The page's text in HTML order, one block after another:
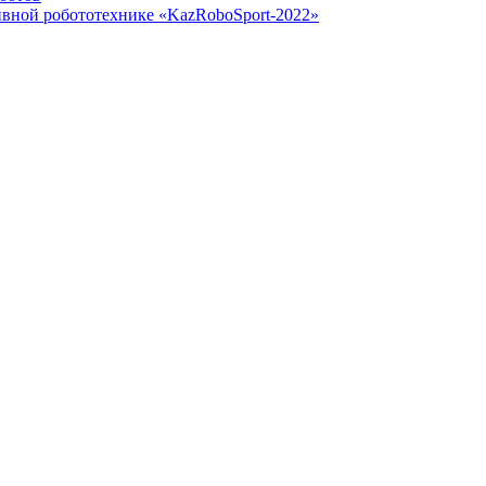
робототехнике «KazRoboSport-2022»